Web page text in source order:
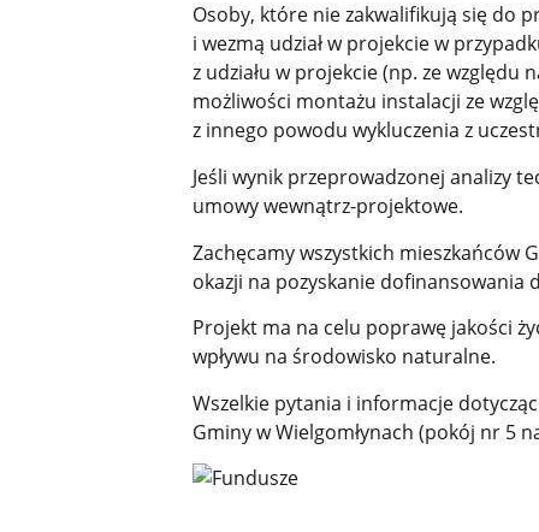
Osoby, które nie zakwalifikują się do
i wezmą udział w projekcie w
z udziału w projekcie (np. ze względu
możliwości montażu instalacji ze
z innego powodu wykluczenia z
Jeśli wynik przeprowadzonej analizy
umowy wewnątrz-projektowe.
Zachęcamy wszystkich mieszkańców
okazji na pozyskanie dofinansowania
Projekt ma na celu poprawę jakości
wpływu na środowisko naturalne.
Wszelkie pytania i informacje
Gminy w Wielgomłynach (pokój nr 5